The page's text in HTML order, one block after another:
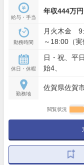
給与・手当
年収444万
勤務時間
月火木金
～18:00（
休日・休暇
日・祝、平
始4、
勤務地
佐賀県佐賀
閲覧状況